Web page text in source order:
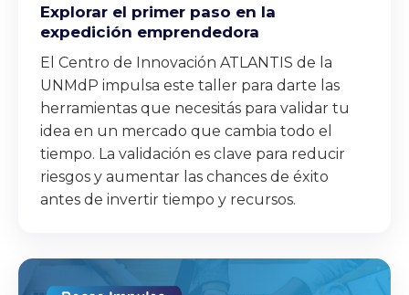
Explorar el primer paso en la
expedición emprendedora
El Centro de Innovación ATLANTIS de la
UNMdP impulsa este taller para darte las
herramientas que necesitás para validar tu
idea en un mercado que cambia todo el
tiempo. La validación es clave para reducir
riesgos y aumentar las chances de éxito
antes de invertir tiempo y recursos.